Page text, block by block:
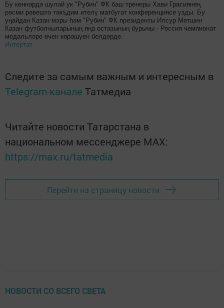
Бу көннәрдә шулай ук "Рубин" ФК баш тренеры Хави Грасиянең
рәсми рәвештә тәкъдим ителү матбугат конференциясе узды. Бу
уңайдан Казан мэры һәм "Рубин" ФК президенты Илсур Метшин
Казан футболчыларының яңа остазының бурычы - Россия чемпионат
медальләре өчен көрәшүен белдерде.
Интертат
Следите за самым важным и интересным в
Telegram-канале Татмедиа
Читайте новости Татарстана в
национальном мессенджере MАХ:
https://max.ru/tatmedia
Перейти на страницу новости
НОВОСТИ СО ВСЕГО СВЕТА